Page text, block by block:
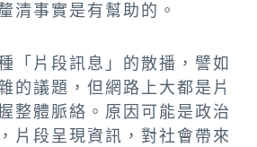
清事實是有幫助的。
「片段訊息」的散播，譬如
的議題，但網路上大都是片
整體脈絡。原因可能是政治
片段呈現資訊，對社會帶來